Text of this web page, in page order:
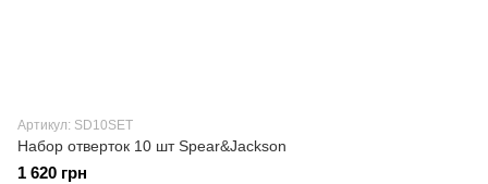
Артикул: SD10SET
Набор отверток 10 шт Spear&Jackson
1 620 грн